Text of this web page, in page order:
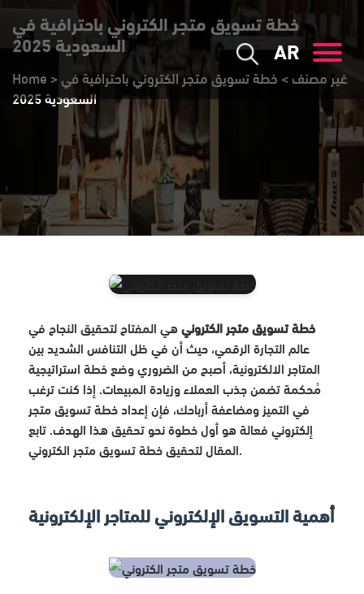
AR
خطة تسويق متجر الكتروني باحترافية في
السعودية 2025
Home > غير مصنف > خطة تسويق متجر الكتروني باحترافية في
السعودية 2025
خطة تسويق متجر الكترونيهي المفتاح لتحقيق النجاح في
عالم التجارة الرقمي، حيث أن في ظل التنافس الشديد بين
المتاجر الالكترونية، أصبح من الضروري وضع خطة استراتيجية
مُحكمة تضمن جذب العملاء وزيادة المبيعات. إذا كنت ترغب
في التميز ومضاعفة أرباحك، فإن إعداد خطة تسويق متجر
إلكتروني فعالة هو أول خطوة نحو تحقيق هذا الهدف. تابع
المقال لتحقيق خطة تسويق متجر الكتروني.
أهمية التسويق الإلكتروني للمتاجر الإلكترونية